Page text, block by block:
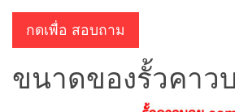
กดเพื่อ สอบถาม
ขนาดของรั้วคาว